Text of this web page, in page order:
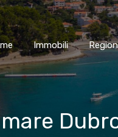
Home Immobili
Immobili